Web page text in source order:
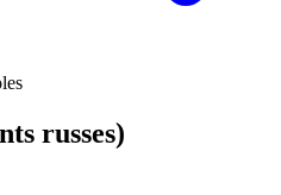
russes)